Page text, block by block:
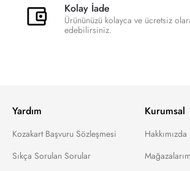
Kolay İade
Ürününüzü kolayca ve ücretsiz
edebilirsiniz.
Yardım
Kozakart Başvuru Sözleşmesi
Sıkça Sorulan Sorular
Kurumsal
Hakkımızda